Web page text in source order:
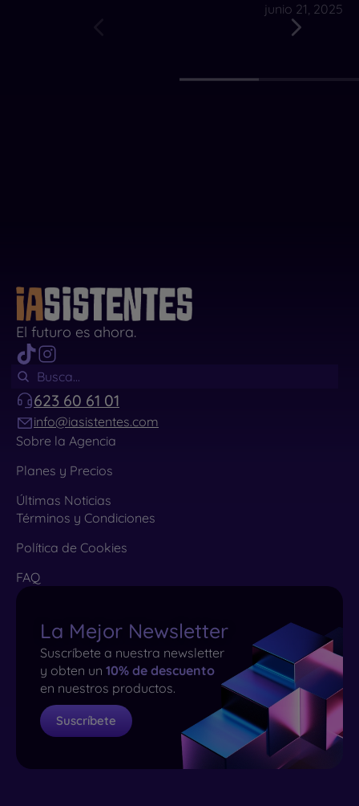
junio 21, 2025
El futuro es ahora.
623 60 61 01
info@iasistentes.com
Sobre la Agencia
Planes y Precios
Últimas Noticias
Términos y Condiciones
Política de Cookies
FAQ
La Mejor Newsletter
Suscríbete a nuestra newsletter
y obten un 10% de descuento
en nuestros productos.
Suscríbete